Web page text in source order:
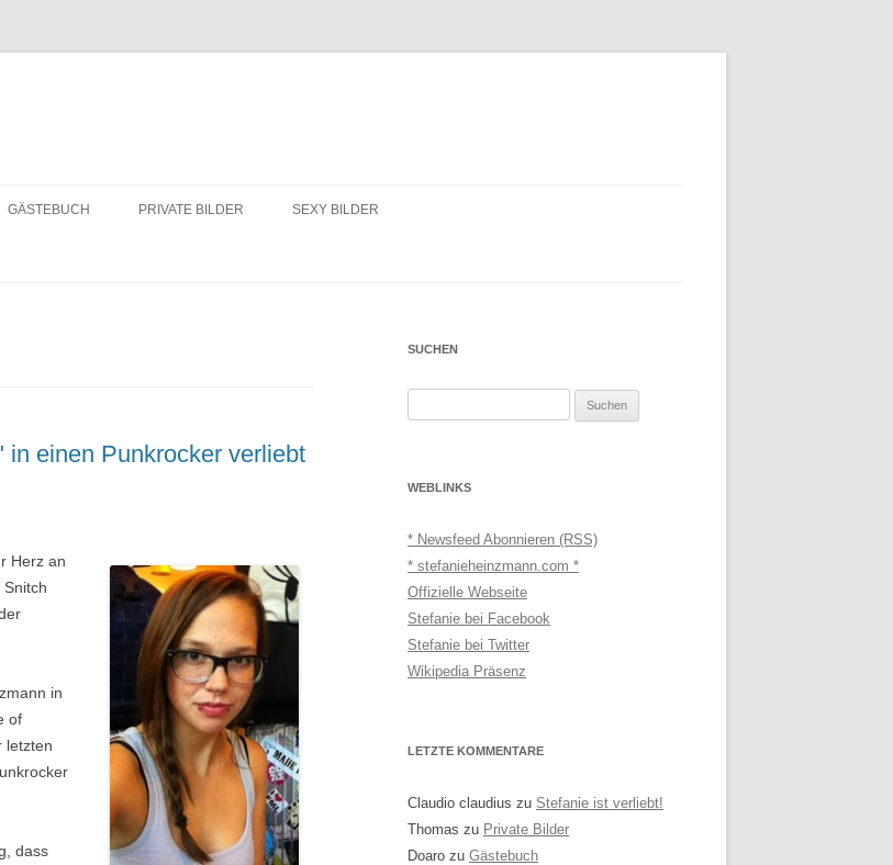
GÄSTEBUCH PRIVATE BILDER SEXY BILDER
einen Punkrocker verliebt
Herz an
in
of
letzten
dass
SUCHEN
WEBLINKS
* Newsfeed Abonnieren (RSS)
* stefanieheinzmann.com *
Offizielle Webseite
Stefanie bei Facebook
Stefanie bei Twitter
Wikipedia Präsenz
LETZTE KOMMENTARE
Claudio claudius zu Stefanie ist verliebt!
Thomas zu Private Bilder
Doaro zu Gästebuch